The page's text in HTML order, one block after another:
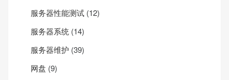
服务器性能测试 (12)
服务器系统 (14)
服务器维护 (39)
网盘 (9)